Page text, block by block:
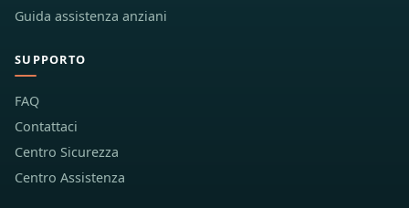
Guida assistenza anziani
SUPPORTO
FAQ
Contattaci
Centro Sicurezza
Centro Assistenza